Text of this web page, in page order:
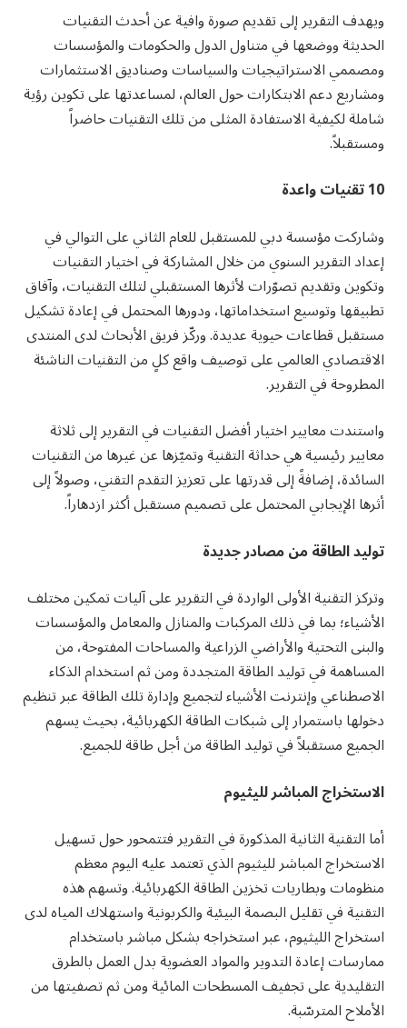
ويهدف التقرير إلى تقديم صورة وافية عن أحدث التقنيات
الحديثة ووضعها في متناول الدول والحكومات والمؤسسات
ومصممي الاستراتيجيات والسياسات وصناديق الاستثمارات
ومشاريع دعم الابتكارات حول العالم، لمساعدتها على تكوين رؤية
شاملة لكيفية الاستفادة المثلى من تلك التقنيات حاضراً
ومستقبلاً.
10 تقنيات واعدة
وشاركت مؤسسة دبي للمستقبل للعام الثاني على التوالي في
إعداد التقرير السنوي من خلال المشاركة في اختيار التقنيات
وتكوين وتقديم تصوّرات لأثرها المستقبلي لتلك التقنيات، وآفاق
تطبيقها وتوسيع استخداماتها، ودورها المحتمل في إعادة تشكيل
مستقبل قطاعات حيوية عديدة. وركّز فريق الأبحاث لدى المنتدى
الاقتصادي العالمي على توصيف واقع كلٍ من التقنيات الناشئة
المطروحة في التقرير.
واستندت معايير اختيار أفضل التقنيات في التقرير إلى ثلاثة
معايير رئيسية هي حداثة التقنية وتميّزها عن غيرها من التقنيات
السائدة، إضافةً إلى قدرتها على تعزيز التقدم التقني، وصولاً إلى
أثرها الإيجابي المحتمل على تصميم مستقبل أكثر ازدهاراً.
توليد الطاقة من مصادر جديدة
وتركز التقنية الأولى الواردة في التقرير على آليات تمكين مختلف
الأشياء؛ بما في ذلك المركبات والمنازل والمعامل والمؤسسات
والبنى التحتية والأراضي الزراعية والمساحات المفتوحة، من
المساهمة في توليد الطاقة المتجددة ومن ثم استخدام الذكاء
الاصطناعي وإنترنت الأشياء لتجميع وإدارة تلك الطاقة عبر تنظيم
دخولها باستمرار إلى شبكات الطاقة الكهربائية، بحيث يسهم
الجميع مستقبلاً في توليد الطاقة من أجل طاقة للجميع.
الاستخراج المباشر لليثيوم
أما التقنية الثانية المذكورة في التقرير فتتمحور حول تسهيل
الاستخراج المباشر لليثيوم الذي تعتمد عليه اليوم معظم
منظومات وبطاريات تخزين الطاقة الكهربائية. وتسهم هذه
التقنية في تقليل البصمة البيئية والكربونية واستهلاك المياه لدى
استخراج الليثيوم، عبر استخراجه بشكل مباشر باستخدام
ممارسات إعادة التدوير والمواد العضوية بدل العمل بالطرق
التقليدية على تجفيف المسطحات المائية ومن ثم تصفيتها من
الأملاح المترسّبة.